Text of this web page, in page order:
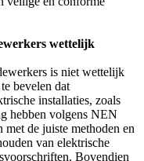
wettelijk
is niet wettelijk
bevelen dat
installaties, zoals
hebben volgens NEN
de juiste methoden en
van elektrische
Bovendien